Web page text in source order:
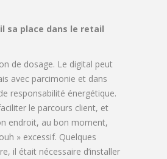
sa place dans le retail
de dosage. Le digital peut
avec parcimonie et dans
responsabilité énergétique.
le parcours client, et
endroit, au bon moment,
» excessif. Quelques
il était nécessaire d’installer